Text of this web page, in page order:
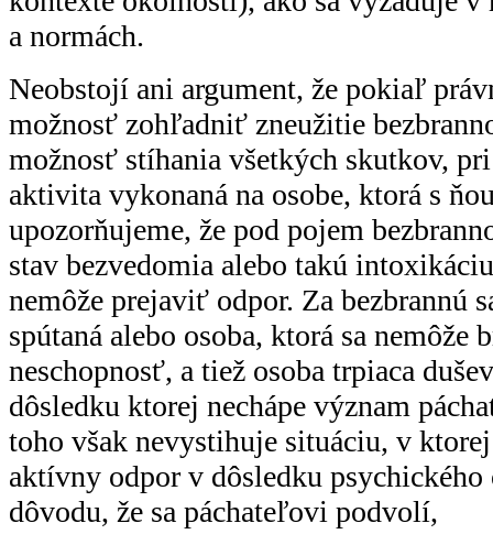
a normách.
Neobstojí ani argument, že pokiaľ
možnosť zohľadniť zneužitie
možnosť stíhania všetkých skutkov,
aktivita vykonaná na osobe, ktorá s
upozorňujeme, že pod pojem
stav bezvedomia alebo takú
nemôže prejaviť odpor. Za bezbrannú
spútaná alebo osoba, ktorá sa
neschopnosť, a tiež osoba trpiaca
dôsledku ktorej nechápe význam
toho však nevystihuje situáciu, v
aktívny odpor v dôsledku psychického
dôvodu, že sa páchateľovi podvolí,